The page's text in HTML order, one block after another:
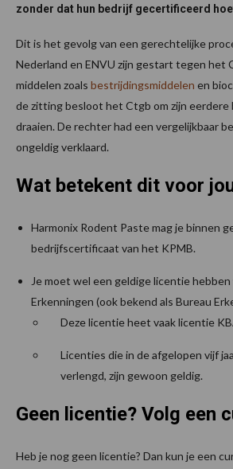
zonder dat hun bedrijf gecertificeerd
Dit is het gevolg van een gerechtelijke
Nederland en ENVU zijn gestart tegen het
middelen zoals bestrijdingsmiddelen en
de zitting besloot het Ctgb om zijn
draaien. De rechter had een vergelijkbaar
ongeldig verklaard.
Wat betekent dit voor
Harmonix Rodent Paste mag je binnen
bedrijfscertificaat van het KPMB.
Je moet wel een geldige licentie
Erkenningen (ook bekend als Bureau
Deze licentie heet vaak licentie
Licenties die in de afgelopen vijf
verlengd, zijn gewoon geldig.
Geen licentie? Volg een
Heb je nog geen licentie? Dan kun je een